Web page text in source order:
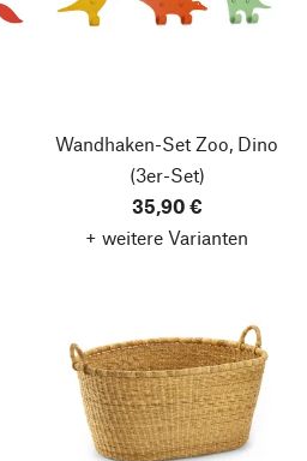
Wandhaken-Set Zoo, Dino
(3er-Set)
35,90 €
+ weitere Varianten